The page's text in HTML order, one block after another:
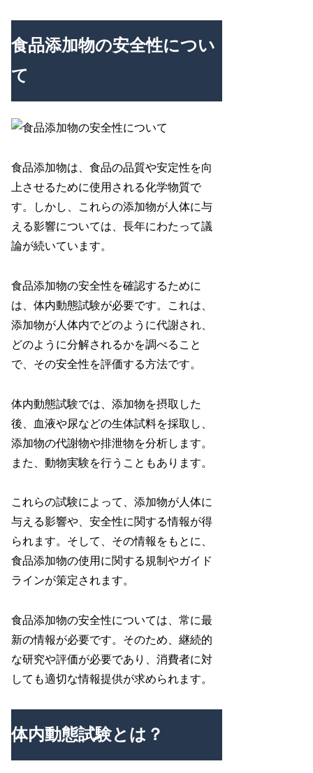
食品添加物の安全性につい
て
食品添加物は、食品の品質や安定性を向
上させるために使用される化学物質で
す。しかし、これらの添加物が人体に与
える影響については、長年にわたって議
論が続いています。
食品添加物の安全性を確認するために
は、体内動態試験が必要です。これは、
添加物が人体内でどのように代謝され、
どのように分解されるかを調べること
で、その安全性を評価する方法です。
体内動態試験では、添加物を摂取した
後、血液や尿などの生体試料を採取し、
添加物の代謝物や排泄物を分析します。
また、動物実験を行うこともあります。
これらの試験によって、添加物が人体に
与える影響や、安全性に関する情報が得
られます。そして、その情報をもとに、
食品添加物の使用に関する規制やガイド
ラインが策定されます。
食品添加物の安全性については、常に最
新の情報が必要です。そのため、継続的
な研究や評価が必要であり、消費者に対
しても適切な情報提供が求められます。
体内動態試験とは？